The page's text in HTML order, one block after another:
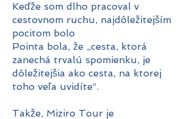
Keďže som dlho pracoval v
cestovnom ruchu, najdôležitejším
pocitom bolo
Pointa bola, že „cesta, ktorá
zanechá trvalú spomienku, je
dôležitejšia ako cesta, na ktorej
toho veľa uvidíte“.
Takže, Miziro Tour je